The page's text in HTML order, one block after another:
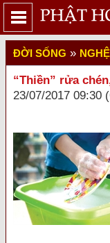
ĐỜI SỐNG »
“Thiền” rửa
23/07/2017 09:30